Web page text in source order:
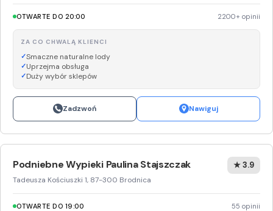
OTWARTE DO 20:00 2200+ opinii
ZA CO CHWALĄ KLIENCI
Smaczne naturalne lody
Uprzejma obsługa
Duży wybór sklepów
Zadzwoń Nawiguj
Podniebne Wypieki Paulina Stajszczak
Tadeusza Kościuszki 1, 87-300 Brodnica
★ 3.9
OTWARTE DO 19:00 55 opinii